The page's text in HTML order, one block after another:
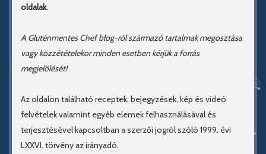
oldalak.
A Gluténmentes Chef blog-ról származó tartalmak megosztása
vagy közzétételekor minden esetben kérjük a forrás
megjelölését!
Az oldalon található receptek, bejegyzések, kép és videó
felvételek valamint egyéb elemek felhasználásával és
terjesztésével kapcsoltban a szerzői jogról szóló 1999. évi
LXXVI. törvény az irányadó.